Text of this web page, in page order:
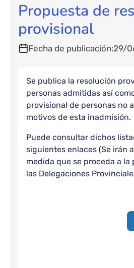
Propuesta de
provisional
Fecha de publicación 29/
Se publica la resolución
personas admitidas así
provisional de personas no
motivos de esta inadmisión.
Puede consultar dichos
siguientes enlaces (Se irán
medida que se proceda a
las Delegaciones